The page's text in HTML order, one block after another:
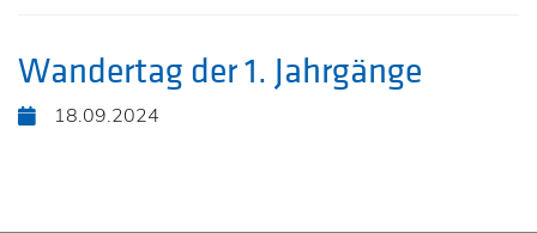
Wandertag der 1. Jahrgänge
18.09.2024